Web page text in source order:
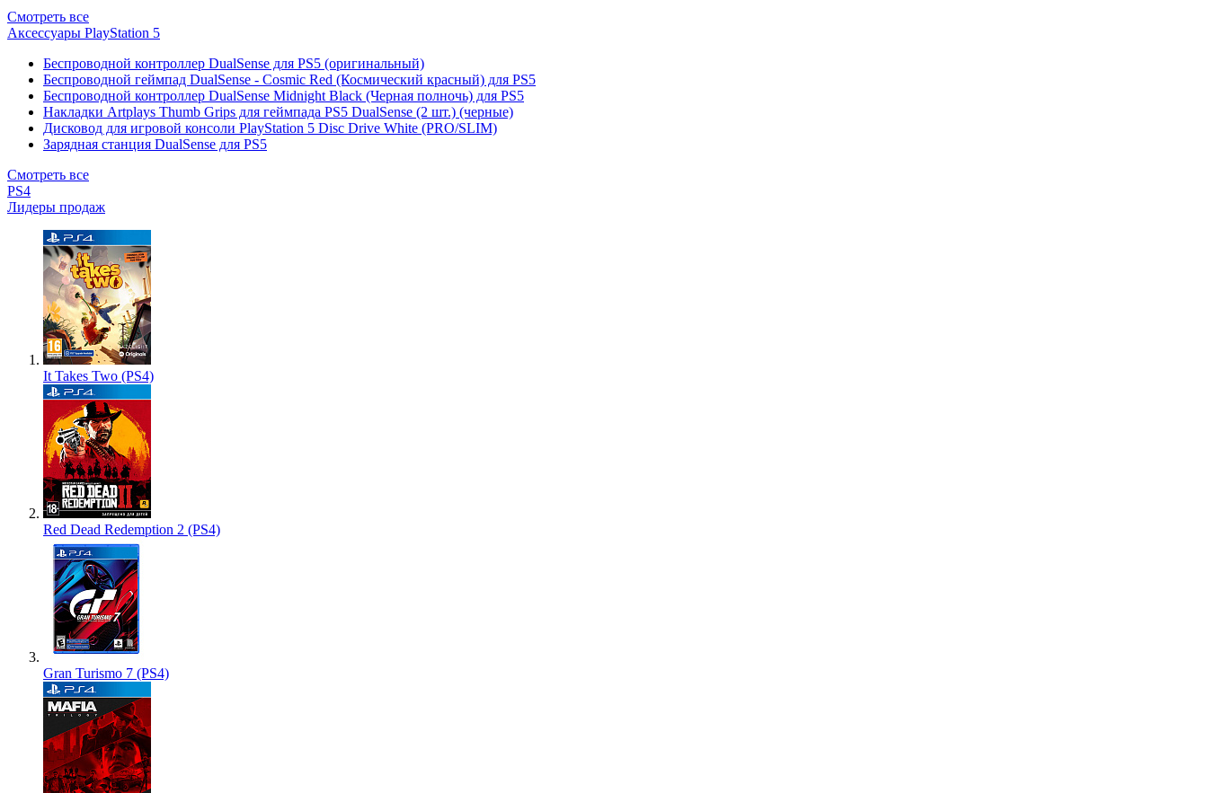
Смотреть все
Аксессуары PlayStation 5
Беспроводной контроллер DualSense для PS5 (оригинальный)
Беспроводной геймпад DualSense - Cosmic Red (Космический красный) для PS5
Беспроводной контроллер DualSense Midnight Black (Черная полночь) для PS5
Накладки Artplays Thumb Grips для геймпада PS5 DualSense (2 шт.) (черные)
Дисковод для игровой консоли PlayStation 5 Disc Drive White (PRO/SLIM)
Зарядная станция DualSense для PS5
Смотреть все
PS4
Лидеры продаж
It Takes Two (PS4)
Red Dead Redemption 2 (PS4)
Gran Turismo 7 (PS4)